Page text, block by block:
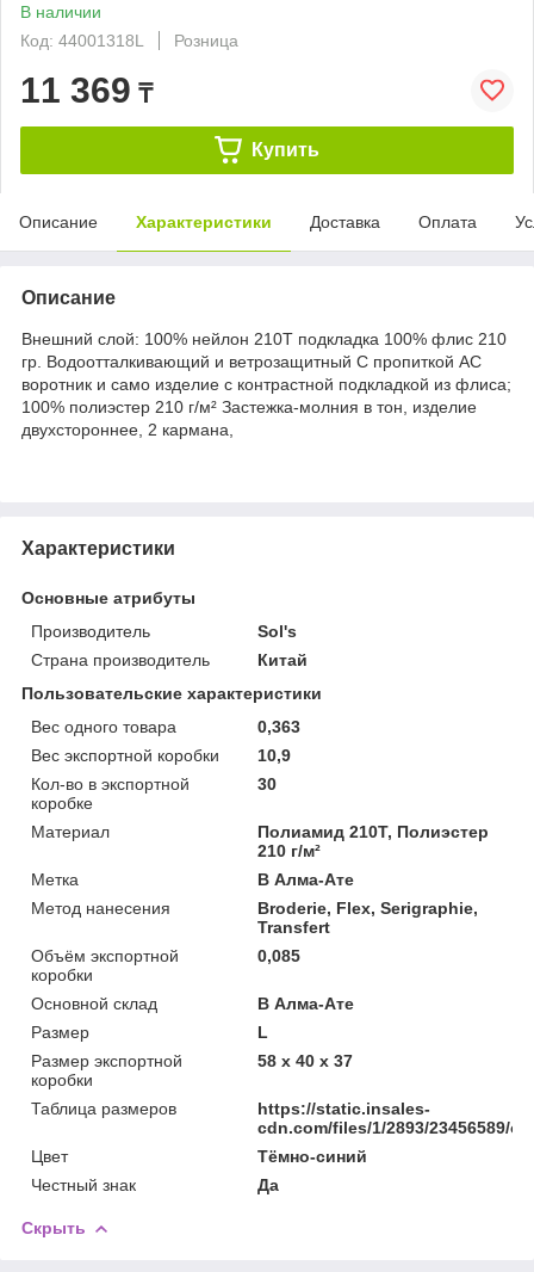
В наличии
Код: 44001318L
Розница
11 369 ₸
Купить
Описание Характеристики Доставка Оплата
Описание
Внешний слой: 100% нейлон 210Т подкладка 100% флис 210
гр. Водоотталкивающий и ветрозащитный С пропиткой АС
воротник и само изделие с контрастной подкладкой из флиса;
100% полиэстер 210 г/м² Застежка-молния в тон, изделие
двуxстороннее, 2 кармана,
Характеристики
Основные атрибуты
Производитель
Sol's
Страна производитель
Китай
Пользовательские характеристики
Вес одного товара
0,363
Вес экспортной коробки
10,9
Кол-во в экспортной
коробке
30
Материал
Полиамид 210Т, Полиэстер
210 г/м²
Метка
В Алма-Ате
Метод нанесения
Broderie, Flex, Serigraphie,
Transfert
Объём экспортной
коробки
0,085
Основной склад
В Алма-Ате
Размер
L
Размер экспортной
коробки
58 x 40 x 37
Таблица размеров
https://static.insales-
cdn.com/files/1/2893/23456589/
Цвет
Тёмно-синий
Честный знак
Да
Скрыть